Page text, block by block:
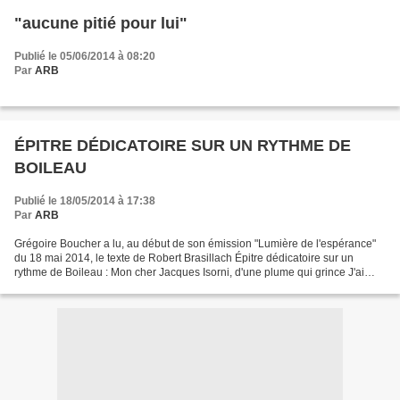
"aucune pitié pour lui"
Publié le 05/06/2014 à 08:20
Par ARB
ÉPITRE DÉDICATOIRE SUR UN RYTHME DE
BOILEAU
Publié le 18/05/2014 à 17:38
Par ARB
Grégoire Boucher a lu, au début de son émission "Lumière de l'espérance"
du 18 mai 2014, le texte de Robert Brasillach Épitre dédicatoire sur un
rythme de Boileau : Mon cher Jacques Isorni, d'une plume qui grince J'ai